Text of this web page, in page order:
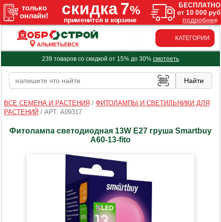
АЛЬМЕТЬЕВСК
КАТЕГОРИИ
239 товаров со скидкой от 15% до 30% смотреть
ВСЕ СЕМЕНА И РАСТЕНИЯ / ФИТОЛАМПЫ И СВЕТИЛЬНИКИ ДЛЯ
РАСТЕНИЙ / АРТ. A09317
Фитолампа светодиодная 13W Е27 груша Smartbuy
A60-13-fito